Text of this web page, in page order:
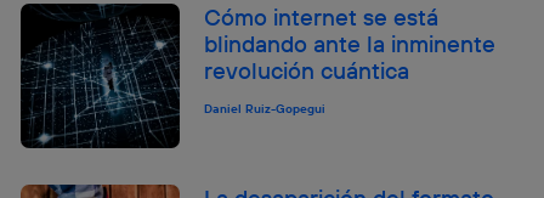
Cómo internet se está
blindando ante la inminente
revolución cuántica
Daniel Ruiz-Gopegui